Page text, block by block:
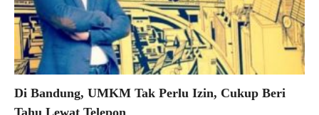
Di Bandung, UMKM Tak Perlu Izin, Cukup Beri